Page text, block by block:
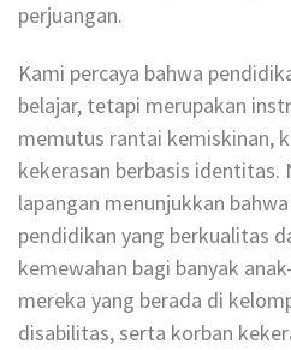
perjuangan.
Kami percaya bahwa
belajar, tetapi merupakan
memutus rantai kemiskinan,
kekerasan berbasis identitas.
lapangan menunjukkan
pendidikan yang berkualitas
kemewahan bagi banyak
mereka yang berada di
disabilitas, serta korban